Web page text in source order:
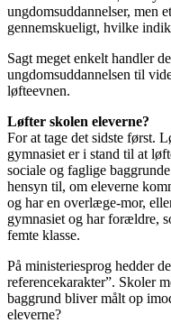
ungdomsuddannelser, men
gennemskueligt, hvilke
Sagt meget enkelt handler
ungdomsuddannelsen til
løfteevnen.
Løfter skolen eleverne?
For at tage det sidste først.
gymnasiet er i stand til at
sociale og faglige
hensyn til, om eleverne
og har en overlæge-mor,
gymnasiet og har forældre,
femte klasse.
På ministeriesprog hedder
referencekarakter”. Skoler
baggrund bliver målt op
eleverne?